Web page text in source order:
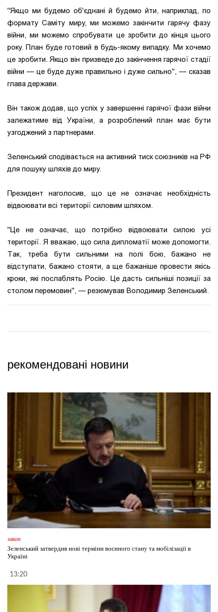
"Якщо ми будемо об'єднані й будемо йти, наприклад, по
формату Саміту миру, ми можемо закінчити гарячу фазу
війни, ми можемо спробувати це зробити до кінця цього
року. План буде готовий в будь-якому випадку. Ми хочемо
це зробити. Якщо він призведе до закінчення гарячої стадії
війни — це буде дуже правильно і дуже сильно", — сказав
глава держави.
Він також додав, що успіх у завершенні гарячої фази війни
залежатиме від України, а розроблений план має бути
узгоджений з партнерами.
Зеленський сподівається на активний тиск союзників на РФ
для пошуку шляхів до миру.
Президент наголосив, що це не означає необхідність
відвоювати всі території силовим шляхом.
"Це не означає, що потрібно відвоювати силою усі
території. Я вважаю, що сила дипломатії може допомогти.
Так, треба бути сильними на полі бою, бажано не
відступати, бажано стояти, а ще бажаніше провести якісь
кроки, які послаблять Росію. Це дасть сильніші позиції за
столом перемовин", — резюмував Володимир Зеленський.
рекомендовані новини
закон
Зеленський затвердив нові терміни воєнного стану та мобілізації в
Україні
13:20